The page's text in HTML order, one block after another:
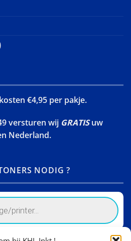
€4,95 per pakje.
versturen wij GRATISuw
Nederland.
NODIG ?